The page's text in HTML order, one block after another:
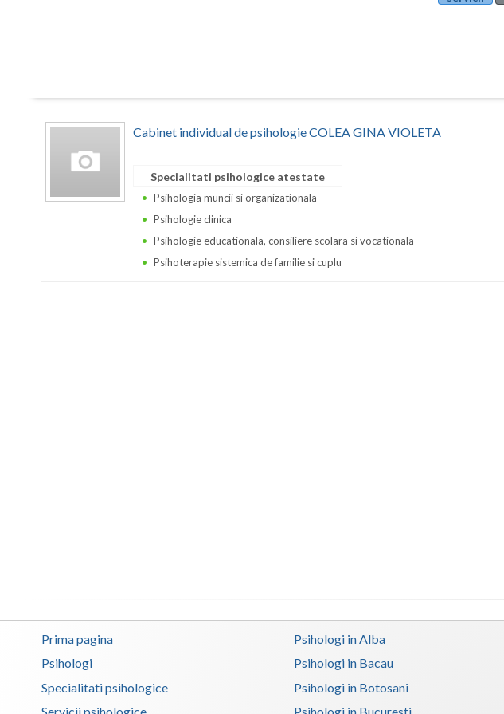
Cabinet individual de psihologie COLEA GINA VIOLETA
Specialitati psihologice atestate
Psihologia muncii si organizationala
Psihologie clinica
Psihologie educationala, consiliere scolara si vocationala
Psihoterapie sistemica de familie si cuplu
Prima pagina
Psihologi
Specialitati psihologice
Psihologi in Alba
Psihologi in Bacau
Psihologi in Botosani